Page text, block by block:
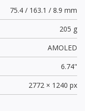
75.4 / 163.1 / 8.9 mm
205 g
AMOLED
6.74"
2772 × 1240 px